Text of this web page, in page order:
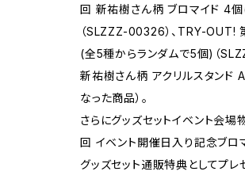
回 新祐樹さん柄 ブロマイド 4
（SLZZZ-00326）、TRY-OUT!
(全5種からランダムで5個)（
新祐樹さん柄 アクリルスタンド
なった商品）。
さらにグッズセットイベント会
回 イベント開催日入り記念ブロ
グッズセット通販特典としてプ